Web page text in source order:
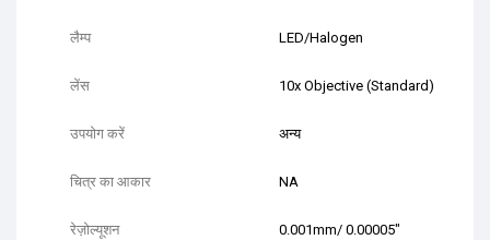
लैम्प LED/Halogen
लेंस 10x Objective (Standard)
उपयोग करें अन्य
चित्र का आकार NA
रेज़ोल्यूशन 0.001mm/ 0.00005"